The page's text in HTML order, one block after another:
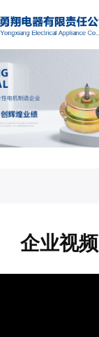
企业视频